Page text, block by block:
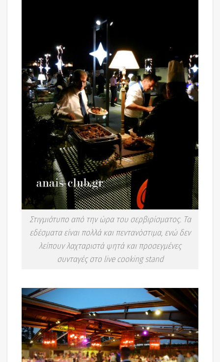
Στιγμιότυπο από την ώρα του σερβιρίσματος. Τα
εδέσματα είναι πολλά και πεντανόστιμα, ενώ δεν
λείπουν λαχταριστά ψητά και προσεγμένες
συνταγές στο live cooking stand